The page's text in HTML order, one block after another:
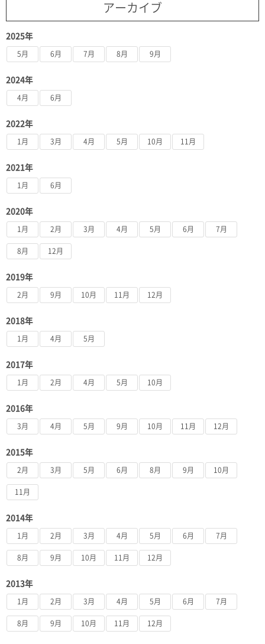
アーカイブ
2025年
5月 6月 7月 8月 9月
2024年
4月 6月
2022年
1月 3月 4月 5月 10月 11月
2021年
1月 6月
2020年
1月 2月 3月 4月 5月 6月 7月
8月 12月
2019年
2月 9月 10月 11月 12月
2018年
1月 4月 5月
2017年
1月 2月 4月 5月 10月
2016年
3月 4月 5月 9月 10月 11月 12月
2015年
2月 3月 5月 6月 8月 9月 10月
11月
2014年
1月 2月 3月 4月 5月 6月 7月
8月 9月 10月 11月 12月
2013年
1月 2月 3月 4月 5月 6月 7月
8月 9月 10月 11月 12月